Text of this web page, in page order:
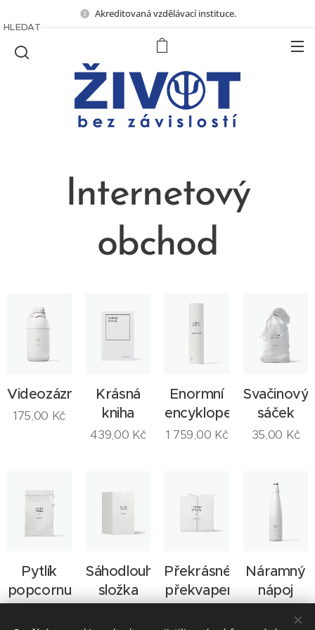
Akreditovaná vzdělávací instituce.
HLEDAT
Internetový
obchod
Videozáznam
175,00 Kč
Krásná
kniha
439,00 Kč
Enormní
encyklopedie
1 759,00 Kč
Svačinový
sáček
35,00 Kč
Pytlík
popcornu
Sáhodlouhá
složka
Překrásné
překvapení
Náramný
nápoj